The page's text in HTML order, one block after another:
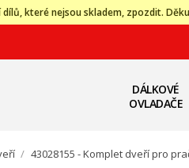
které nejsou skladem, zpozdit.
DÁLKOVÉ
OVLADAČE
/ 43028155 - Komplet dveří pro